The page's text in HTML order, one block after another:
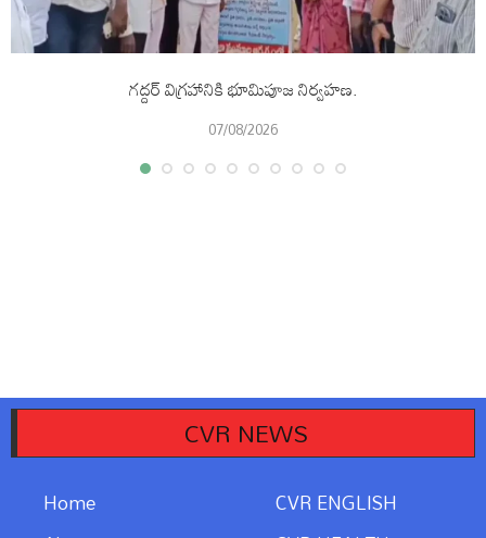
గద్దర్ విగ్రహానికి భూమిపూజ నిర్వహణ.
07/08/2026
CVR NEWS
Home
CVR ENGLISH